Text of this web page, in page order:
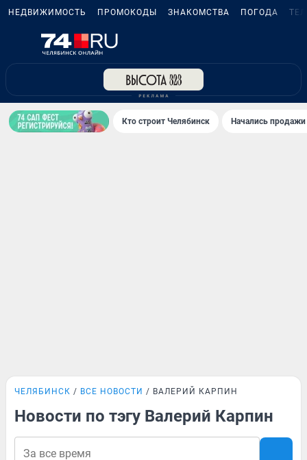
НЕДВИЖИМОСТЬ ПРОМОКОДЫ ЗНАКОМСТВА ПОГОДА
Кто строит Челябинск Начались продажи
ЧЕЛЯБИНСК ВСЕ НОВОСТИ ВАЛЕРИЙ КАРПИН
Новости по тэгу Валерий Карпин